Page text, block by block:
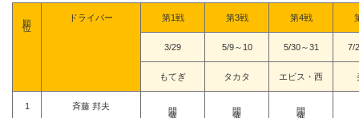
ドライバー 第1戦 第3戦 第4戦
3/29 5/9～10 5/30～31 7/
もてぎ タカタ エビス・西
1 斉藤 邦夫 開催中止 開催中止 開催中止